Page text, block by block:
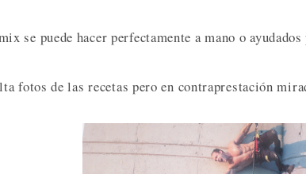
se puede hacer perfectamente a mano o
fotos de las recetas pero en contraprestación